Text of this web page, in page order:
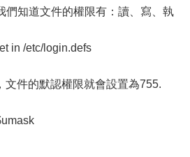
們知道文件的權限有：讀、寫、執
in /etc/login.defs
文件的默認權限就會設置為755.